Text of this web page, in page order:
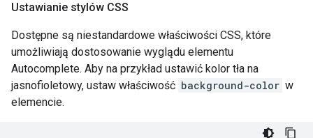
Ustawianie stylów CSS
Dostępne są niestandardowe właściwości CSS, które
umożliwiają dostosowanie wyglądu elementu
Autocomplete. Aby na przykład ustawić kolor tła na
jasnofioletowy, ustaw właściwość background-color w
elemencie.